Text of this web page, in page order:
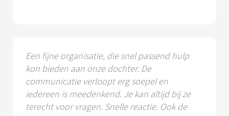
Een fijne organisatie, die snel passend hulp
kon bieden aan onze dochter. De
communicatie verloopt erg soepel en
iedereen is meedenkend. Je kan altijd bij ze
terecht voor vragen. Snelle reactie. Ook de